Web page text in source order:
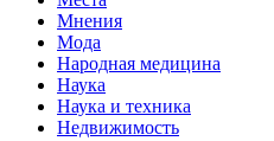
Мнения
Мода
Народная медицина
Наука
Наука и техника
Недвижимость